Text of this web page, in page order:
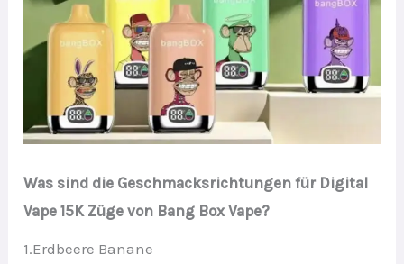
Was sind die Geschmacksrichtungen für Digital
Vape 15K Züge von Bang Box Vape?
1.Erdbeere Banane